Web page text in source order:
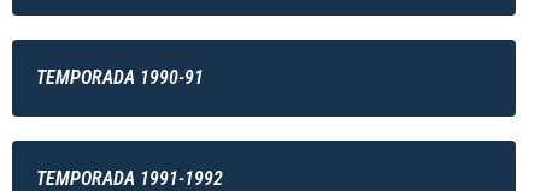
TEMPORADA 1990-91
TEMPORADA 1991-1992